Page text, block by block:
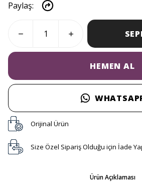
Paylaş:
HEMEN AL
Orijinal Ürün
Size Özel Sipariş Olduğu için İade
Ürün Açıklaması